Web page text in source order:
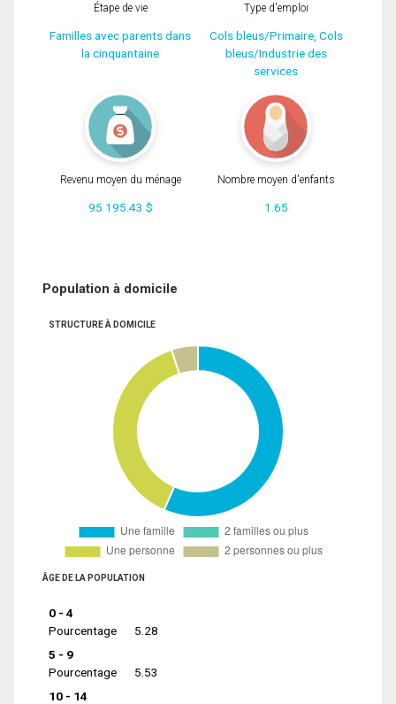
Étape de vie
Familles avec parents dans
la cinquantaine
Type d'emploi
Cols bleus/Primaire, Cols
bleus/Industrie des
services
Revenu moyen du ménage
95 195.43 $
Nombre moyen d'enfants
1.65
Population à domicile
STRUCTURE À DOMICILE
ÂGE DE LA POPULATION
0 - 4
Pourcentage
5.28
5 - 9
Pourcentage
5.53
10 - 14